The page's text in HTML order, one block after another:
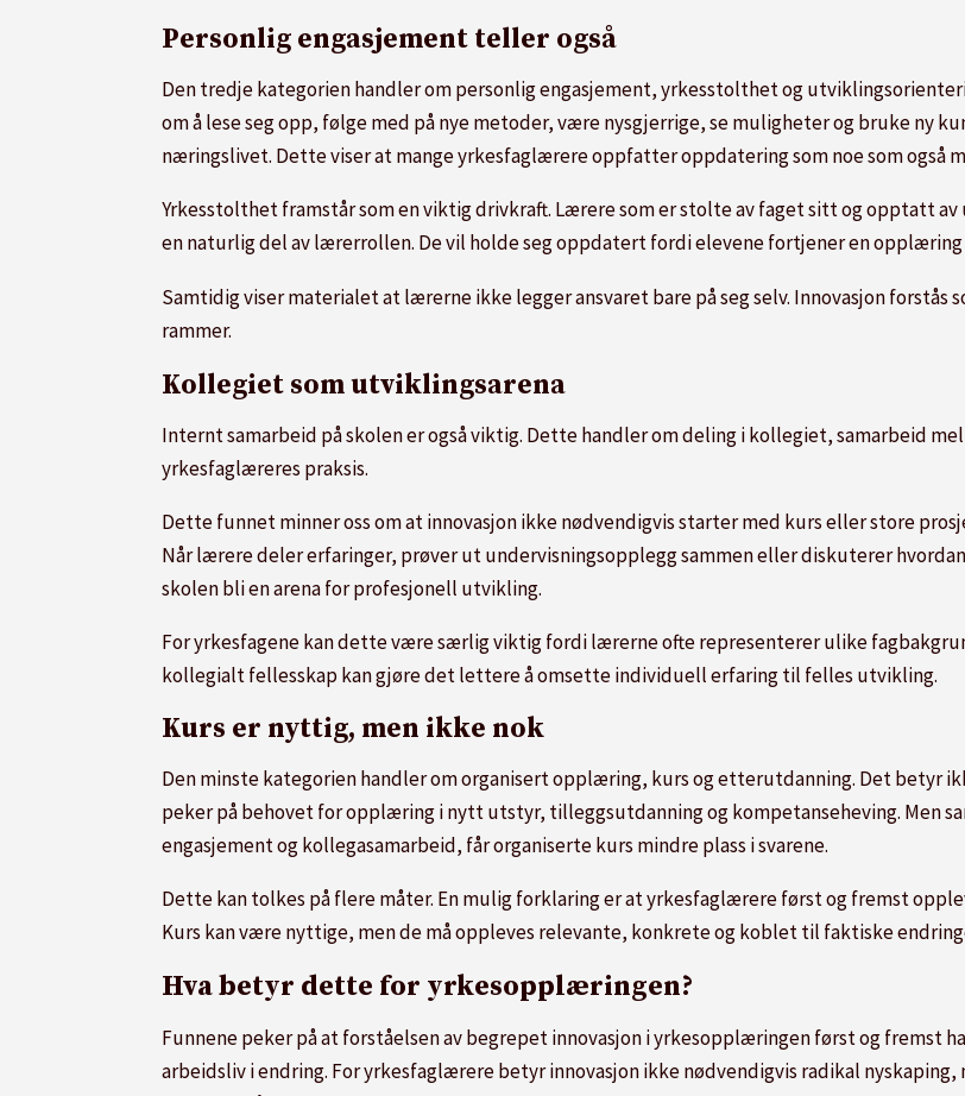
Personlig engasjement teller også
Den tredje kategorien handler om personlig engasjement, yrkesstolthet og
om å lese seg opp, følge med på nye metoder, være nysgjerrige, se muligheter og bruke ny
næringslivet. Dette viser at mange yrkesfaglærere oppfatter oppdatering som noe som også
Yrkesstolthet framstår som en viktig drivkraft. Lærere som er stolte av faget sitt og opptatt
en naturlig del av lærerrollen. De vil holde seg oppdatert fordi elevene fortjener en
Samtidig viser materialet at lærerne ikke legger ansvaret bare på seg selv. Innovasjon
rammer.
Kollegiet som utviklingsarena
Internt samarbeid på skolen er også viktig. Dette handler om deling i kollegiet, samarbeid
yrkesfaglæreres praksis.
Dette funnet minner oss om at innovasjon ikke nødvendigvis starter med kurs eller store
Når lærere deler erfaringer, prøver ut undervisningsopplegg sammen eller diskuterer
skolen bli en arena for profesjonell utvikling.
For yrkesfagene kan dette være særlig viktig fordi lærerne ofte representerer ulike
kollegialt fellesskap kan gjøre det lettere å omsette individuell erfaring til felles utvikling.
Kurs er nyttig, men ikke nok
Den minste kategorien handler om organisert opplæring, kurs og etterutdanning. Det betyr
peker på behovet for opplæring i nytt utstyr, tilleggsutdanning og kompetanseheving. Men
engasjement og kollegasamarbeid, får organiserte kurs mindre plass i svarene.
Dette kan tolkes på flere måter. En mulig forklaring er at yrkesfaglærere først og fremst
Kurs kan være nyttige, men de må oppleves relevante, konkrete og koblet til faktiske
Hva betyr dette for yrkesopplæringen?
Funnene peker på at forståelsen av begrepet innovasjon i yrkesopplæringen først og
arbeidsliv i endring. For yrkesfaglærere betyr innovasjon ikke nødvendigvis radikal